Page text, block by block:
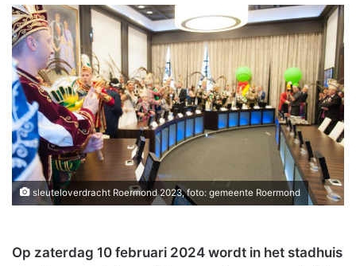
sleuteloverdracht Roermond 2023, foto: gemeente Roermond
Op zaterdag 10 februari 2024 wordt in het stadhuis